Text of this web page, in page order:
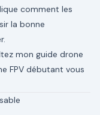
comment les
la bonne
mon guide drone
FPV débutant vous